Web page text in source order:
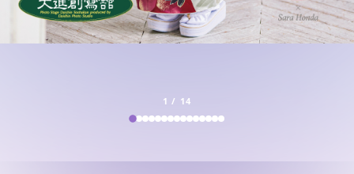
1 / 14